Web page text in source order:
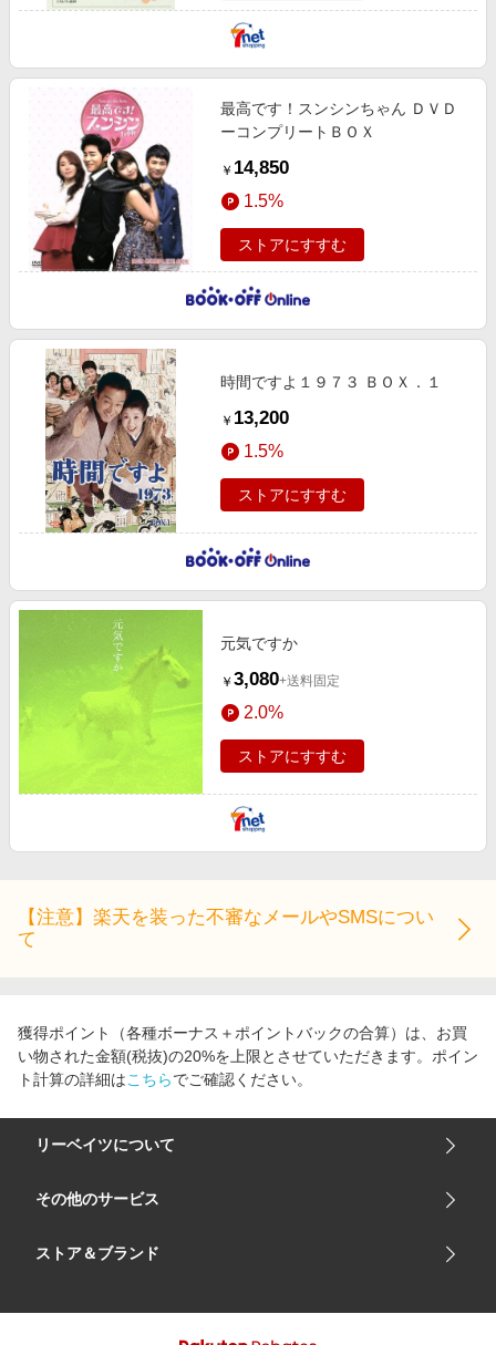
最高です！スンシンちゃん ＤＶＤ
ーコンプリートＢＯＸ
￥ 14,850
1.5%
ストアにすすむ
時間ですよ１９７３ ＢＯＸ．１
￥ 13,200
1.5%
ストアにすすむ
元気ですか
￥ 3,080+送料固定
2.0%
ストアにすすむ
トラ）
ストアにすすむ